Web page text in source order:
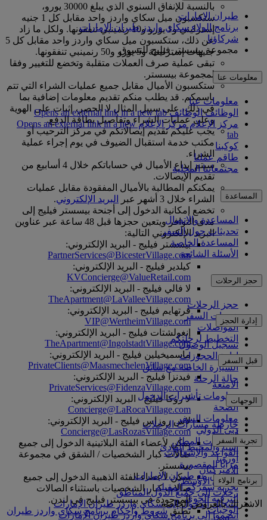
بالنسبة للإنفاق السنوي الذي يبلغ 30000 يورو،
ستكسبون ميل سكاي واردز واحد مقابل كل 1 جنيه
إسترليني و1 يورو و10 رنمينبي تنفقونها. ولكل ما زاد
عن ذلك، ستكسبون ميل سكاي واردز واحد مقابل كل 5
جنيهات إسترلينية و5 يورو و50 رنمينبي تنفقونها.
تبقى عملية صرف العملات متقلبة وتخضع للتغيير وفقا
لمجموعة بيسستر.
ستكسبون الأميال مقابل جميع عمليات الشراء التي تتم
باسمكم. قد يطلب منكم تقديم معلومات إضافية بما
في ذلك، على سبيل المثال لا الحصر، إثبات على الهوية
وعلى عمليات الشراء وتفاصيل بطاقة الدفع.
يجب عليكم تقديم إيصالاتكم في مركز الترحيب أو
مكتب خدمة استقبال الضيوف في يوم إجراء عملية
الشراء.
سيتم إيداع الأميال في حساباتكم خلال 4 أسابيع من
تقديم الإيصالات.
يمكنكم المطالبة بالأميال المفقودة مقابل عمليات
الشراء خلال 3 أشهر عبر
البريد الإلكتروني.
تخضع إمكانية الدخول إلى أجنحة بيسستر فيليج إلى
مدى التوافر ويتعين حجزها قبل 48 ساعة عبر عناوين
البريد الإلكتروني التالية:
بيسستر فيليج - البريد الإلكتروني:
PartnerServices@BicesterVillage.com
كيلدير فيليج - البريد الإلكتروني:
KVConcierge@ValueRetail.com
لا فالي فيليج - البريد الإلكتروني:
TheApartment@LaValleeVillage.com
فرتهايم فيليج - البريد الإلكتروني:
VIP@WertheimVillage.com
إنغولشتات فيليج - البريد الإلكتروني:
TheApartment@IngolstadtVillage.com
ماسميخيلين فيليج - البريد الإلكتروني:
PrivateClients@MaasmechelenVillage.com
فيدنزا فيليج - البريد الإلكتروني:
PrivateServices@FidenzaVillage.com
لا روكا فيليج - البريد الإلكتروني:
Concierge@LaRocaVillage.com
لاس روزاس فيليج - البريد الإلكتروني:
Concierge@LasRozasVillage.com
يمكن لأعضاء الفئة البلاتينية الدخول إلى جميع
صالات كبار الشخصيات / الشقق في مجموعة
بيسستر.
يمكن لأعضاء الفئة الذهبية الدخول إلى جميع
صالات كبار الشخصيات باستثناء الصالات
الموجودة في بيسستر فيليج في لندن.
تطبقشروط وأحكام برنامج سكاي واردز طيران
طيران الإمارات
برنامج الولاء سكاي واردز طيران الإمارات
شركاؤنا
مجموعة بيسستر فيليج للتسوق
معلومات عنا
معلومات عنا
الوظائف الوظائف Opens an external link in a new tab
مركز الإعلام
مركز الإعلام Opens an external link in a new
tab
كوكبنا
طاقم عملنا
مجتمعاتنا المحلية
المساعدة
المساعدة والاتصال
تحديثات حول السفر
المساعدة الخاصة
الأسئلة الشائعة
حجز الرحلات
حجز الرحلات
خدمات السفر
المواصلات
التخطيط لرحلتكم
إدارة الحجز
تسجيل الوصول
إدارة الحجوزات
السيارة الخاصة مع سائق
حالة الرحلة
قبل السفر
الأمتعة
معلومات تأشيرات الدخول
الصحة
معلومات السفر
دبي الدولي
مواصلات المطار
القواعد والإشعارات
الوجهات
خارطة مسارات الرحلات
أفريقيا
آسيا والمحيط الهادئ
أوروبا
الأميركتان
الشرق الأوسط
رحلات إلى جميع الدول/المناطق
تجربة السفر
مزايا المقصورة
التسوق مع طيران الإمارات
تجربة سفركم المقبلة
الترفيه الجوي
الوجبات
برنامج الولاء
تسجيل الدخول إلى سكاي واردز طيران الإمارات
انضموا إلى برنامج سكاي واردز طيران الإمارات
الاشتراك بالعروض الخاصة